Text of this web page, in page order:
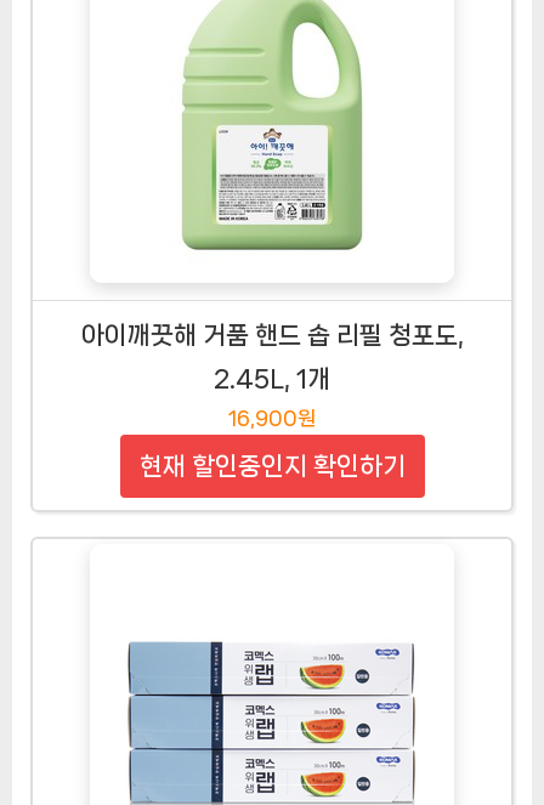
아이깨끗해 거품 핸드 솝 리필 청포도,
2.45L, 1개
16,900원
현재 할인중인지 확인하기